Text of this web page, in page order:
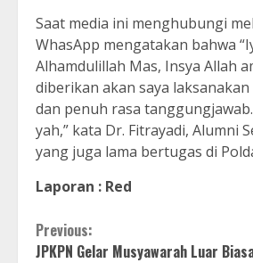
Saat media ini menghubungi
WhasApp mengatakan bahwa
Alhamdulillah Mas, Insya Allah
diberikan akan saya
dan penuh rasa
yah,” kata Dr. Fitrayadi, Alumni
yang juga lama bertugas di
Laporan : Red
Continue
Previous:
JPKPN Gelar Musyawarah Luar